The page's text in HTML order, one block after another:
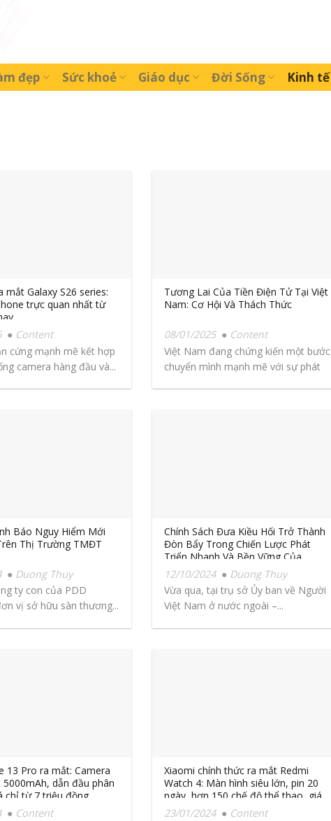
đẹp Sức khoẻ Giáo dục Đời Sống Kinh tế
mắt Galaxy S26 series:
trực quan nhất từ
Content
cứng mạnh mẽ kết hợp
camera hàng đầu và...
Tương Lai Của Tiền Điện Tử Tại Việt
Nam: Cơ Hội Và Thách Thức
08/01/2025
Content
Việt Nam đang chứng kiến một bước
chuyển mình mạnh mẽ với sự phát
Báo Nguy Hiểm Mới
Thị Trường TMĐT
Duong Thuy
ty con của PDD
vị sở hữu sàn thương...
Chính Sách Đưa Kiều Hối Trở Thành
Đòn Bẩy Trong Chiến Lược Phát
Triển Nhanh Và Bền Vững Của
TP.HCM
12/10/2024
Duong Thuy
Vừa qua, tại trụ sở Ủy ban về Người
Việt Nam ở nước ngoài –...
13 Pro ra mắt: Camera
5000mAh, dẫn đầu phân
chỉ từ 7 triệu đồng
Content
Xiaomi chính thức ra mắt Redmi
Watch 4: Màn hình siêu lớn, pin 20
ngày, hơn 150 chế độ thể thao, giá
chỉ 2,39 triệu đồng
23/01/2024
Content